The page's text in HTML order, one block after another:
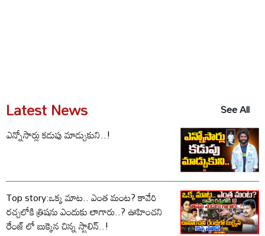
Latest News
See All
ఎన్నోసార్లు కడుపు మాడ్చుకుని..!
Top story:ఒక్క మాట.. ఎంత మంట? కావేరి
రచ్చలోకి త్రిషను ఎందుకు లాగారు..? ఊహించని
రేంజ్ లో బుక్కైన చిన్న స్టాలిన్..!